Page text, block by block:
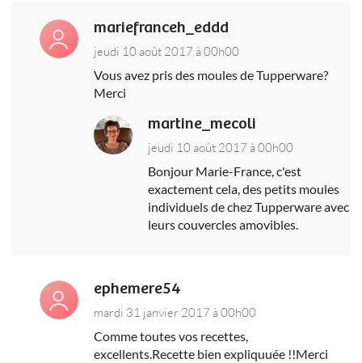
mariefranceh_eddd
jeudi 10 août 2017 à 00h00
Vous avez pris des moules de Tupperware?
Merci
martine_mecoli
jeudi 10 août 2017 à 00h00
Bonjour Marie-France, c'est
exactement cela, des petits moules
individuels de chez Tupperware avec
leurs couvercles amovibles.
ephemere54
mardi 31 janvier 2017 à 00h00
Comme toutes vos recettes,
excellents.Recette bien expliquuée !!Merci